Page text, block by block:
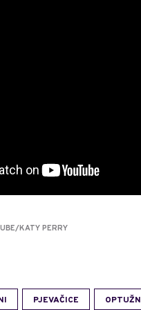
KATY PERRY
PJEVAČICE